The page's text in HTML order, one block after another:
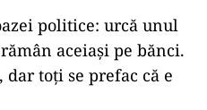
politice: urcă unul
aceiași pe bănci.
dar toți se prefac că e